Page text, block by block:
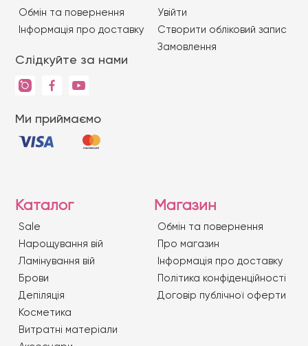
Обмін та повернення
Iнформація про доставку
Слідкуйте за нами
Ми приймаємо
Увійти
Створити обліковий запис
Замовлення
Каталог
Sale
Нарощування вій
Ламінування вій
Брови
Депіляція
Косметика
Витратні матеріали
Магазин
Обмін та повернення
Про магазин
Iнформація про доставку
Політика конфіденційності
Договір публічної оферти